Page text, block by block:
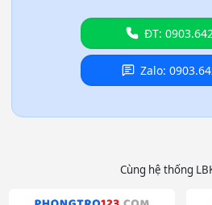
ĐT:
Zalo:
Cùng hệ thống